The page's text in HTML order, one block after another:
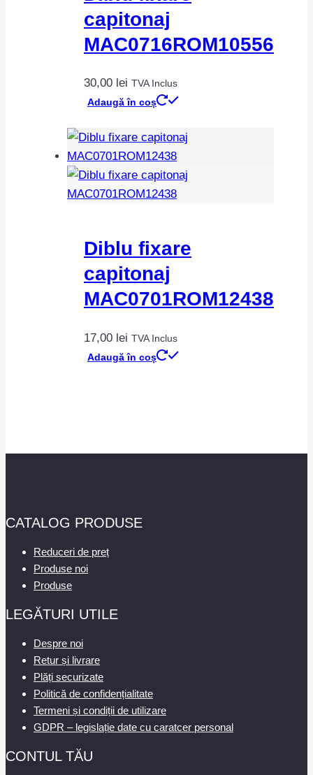
capitonaj
MAC0716ROM10556
30,00 lei TVA Inclus
Adaugă în coș
Diblu fixare
capitonaj
MAC0701ROM12438
17,00 lei TVA Inclus
Adaugă în coș
CATALOG PRODUSE
Reduceri de preț
Produse noi
Produse
LEGĂTURI UTILE
Despre noi
Retur și livrare
Plăți securizate
Politică de confidențialitate
Termeni și condiții de utilizare
GDPR – legislație date cu caratcer personal
CONTUL TĂU